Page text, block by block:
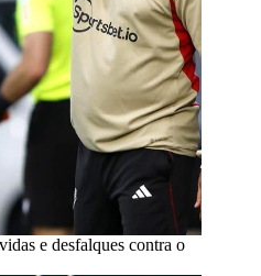
e desfalques contra o